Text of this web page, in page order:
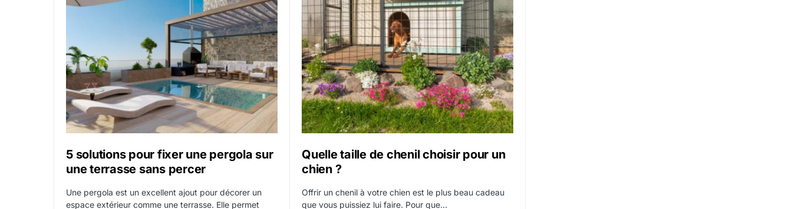
5 solutions pour fixer une pergola sur
une terrasse sans percer
Une pergola est un excellent ajout pour décorer un
espace extérieur comme une terrasse. Elle permet
Quelle taille de chenil choisir pour un
chien ?
Offrir un chenil à votre chien est le plus beau cadeau
que vous puissiez lui faire. Pour que…